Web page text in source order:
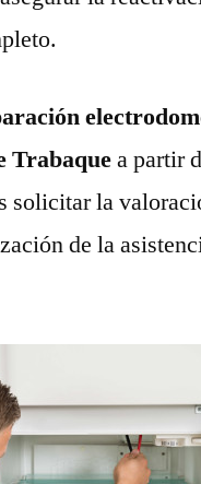
Trabaquea partir
solicitar la
de la